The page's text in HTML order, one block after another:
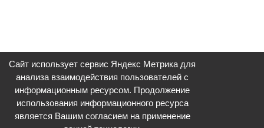
Сайт использует сервис Яндекс Метрика для
анализа взаимодействия пользователей с
информационным ресурсом. Продолжение
использования информационного ресурса
является Вашим согласием на применение